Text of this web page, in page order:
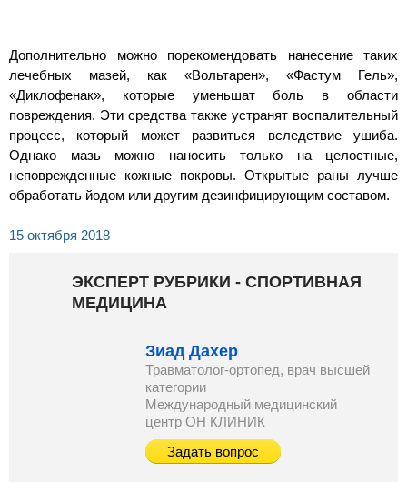
Дополнительно можно порекомендовать нанесение таких
лечебных мазей, как «Вольтарен», «Фастум Гель»,
«Диклофенак», которые уменьшат боль в области
повреждения. Эти средства также устранят воспалительный
процесс, который может развиться вследствие ушиба.
Однако мазь можно наносить только на целостные,
неповрежденные кожные покровы. Открытые раны лучше
обработать йодом или другим дезинфицирующим составом.
15 октября 2018
ЭКСПЕРТ РУБРИКИ - СПОРТИВНАЯ
МЕДИЦИНА
Зиад Дахер
Травматолог-ортопед, врач высшей
категории
Международный медицинский
центр ОН КЛИНИК
Задать вопрос